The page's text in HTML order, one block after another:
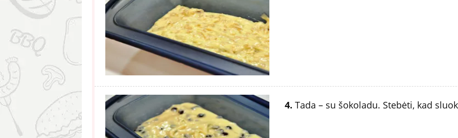
4. Tada – su šokoladu. Stebėti, kad